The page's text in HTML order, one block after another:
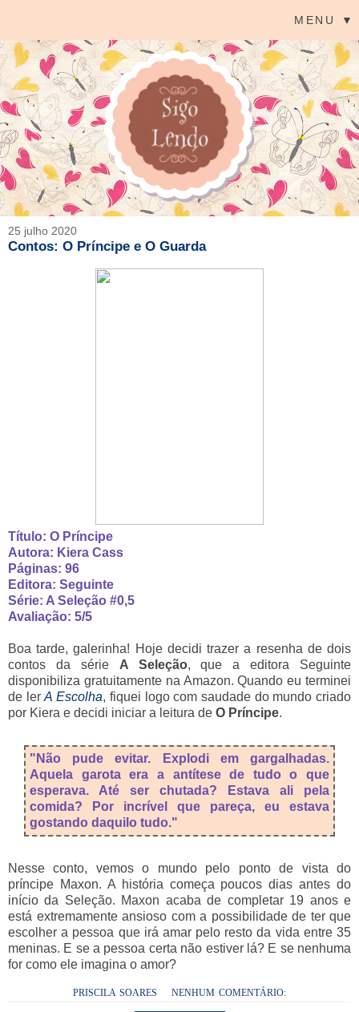
MENU ▼
25 julho 2020
Contos: O Príncipe e O Guarda
Título: O Príncipe
Autora: Kiera Cass
Páginas: 96
Editora: Seguinte
Série: A Seleção #0,5
Avaliação: 5/5
Boa tarde, galerinha! Hoje decidi trazer a resenha de dois
contos da série A Seleção, que a editora Seguinte
disponibiliza gratuitamente na Amazon. Quando eu terminei
de lerA Escolha, fiquei logo com saudade do mundo criado
por Kiera e decidi iniciar a leitura de O Príncipe.
"Não pude evitar. Explodi em gargalhadas.
Aquela garota era a antítese de tudo o que
esperava. Até ser chutada? Estava ali pela
comida? Por incrível que pareça, eu estava
gostando daquilo tudo."
Nesse conto, vemos o mundo pelo ponto de vista do
príncipe Maxon. A história começa poucos dias antes do
início da Seleção. Maxon acaba de completar 19 anos e
está extremamente ansioso com a possibilidade de ter que
escolher a pessoa que irá amar pelo resto da vida entre 35
meninas. E se a pessoa certa não estiver lá? E se nenhuma
for como ele imagina o amor?
PRISCILA SOARES NENHUM COMENTÁRIO: